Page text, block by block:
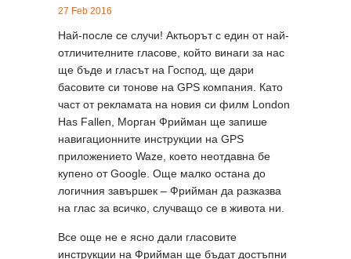
27 Feb 2016
Най-после се случи! Актьорът с един от най-
отличителните гласове, който винаги за нас
ще бъде и гласът на Господ, ще дари
басовите си тонове на GPS компания. Като
част от рекламата на новия си филм London
Has Fallen, Морган Фрийман ще запише
навигационните инструкции на GPS
приложението Waze, което неотдавна бе
купено от Google. Още малко остана до
логичния завършек – Фрийман да разказва
на глас за всичко, случващо се в живота ни.
Все още не е ясно дали гласовите
инструкции на Фрийман ще бъдат достъпни